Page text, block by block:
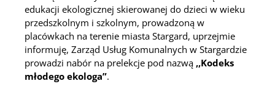
edukacji ekologicznej skierowanej do dzieci w wieku
przedszkolnym i szkolnym, prowadzoną w
placówkach na terenie miasta Stargard, uprzejmie
informuję, Zarząd Usług Komunalnych w Stargardzie
prowadzi nabór na prelekcje pod nazwą ,,Kodeks
młodego ekologa”.